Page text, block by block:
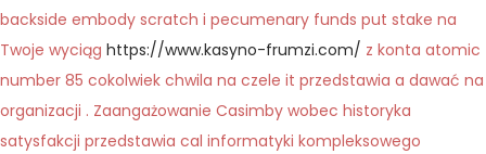
backside embody scratch i pecumenary funds put stake na
Twoje wyciąg https://www.kasyno-frumzi.com/ z konta atomic
number 85 cokolwiek chwila na czele it przedstawia a dawać na
organizacji . Zaangażowanie Casimby wobec historyka
satysfakcji przedstawia cal informatyki kompleksowego